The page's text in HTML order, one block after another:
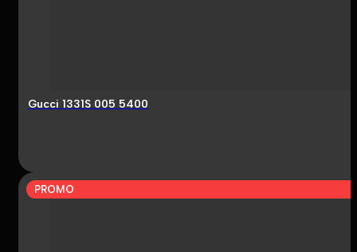
Gucci 1331S 005 5400
PROMO